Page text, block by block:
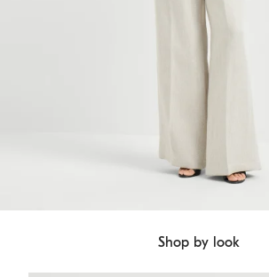
Shop by look